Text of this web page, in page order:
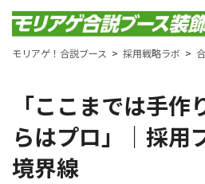
モリアゲ！合説ブース 採用戦略ラボ
「ここまでは手
らはプロ」｜採用
境界線